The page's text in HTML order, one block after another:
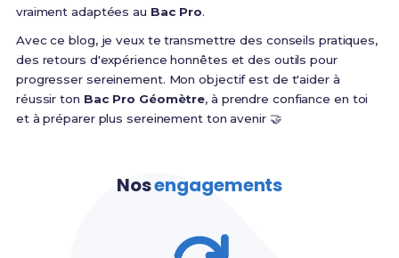
vraiment adaptées au Bac Pro.
Avec ce blog, je veux te transmettre des conseils pratiques,
des retours d'expérience honnêtes et des outils pour
progresser sereinement. Mon objectif est de t'aider à
réussir ton Bac Pro Géomètre, à prendre confiance en toi
et à préparer plus sereinement ton avenir 🤝
Nosengagements